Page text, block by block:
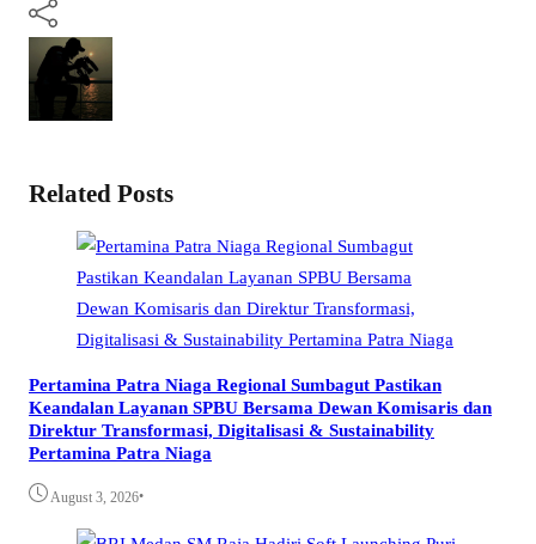
Related Posts
Pertamina Patra Niaga Regional Sumbagut Pastikan
Keandalan Layanan SPBU Bersama Dewan Komisaris dan
Direktur Transformasi, Digitalisasi & Sustainability
Pertamina Patra Niaga
August 3, 2026•